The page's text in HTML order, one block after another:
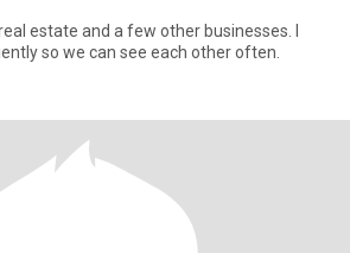
estate and a few other businesses. I
so we can see each other often.